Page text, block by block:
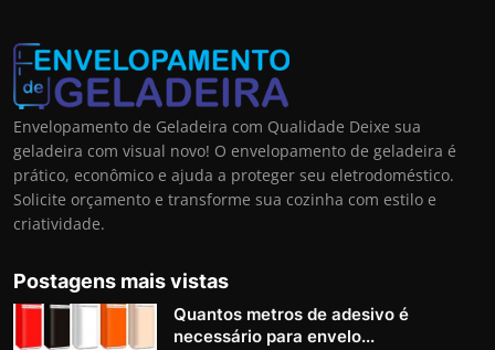
Envelopamento de Geladeira com Qualidade Deixe sua
geladeira com visual novo! O envelopamento de geladeira é
prático, econômico e ajuda a proteger seu eletrodoméstico.
Solicite orçamento e transforme sua cozinha com estilo e
criatividade.
Postagens mais vistas
Quantos metros de adesivo é
necessário para envelo...